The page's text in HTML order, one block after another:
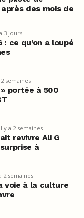
des mois de
3 jours
ce qu’on a loupé
2 semaines
» portée à 500
il y a 2 semaines
revivre Ali G
à
2 semaines
voie à la culture